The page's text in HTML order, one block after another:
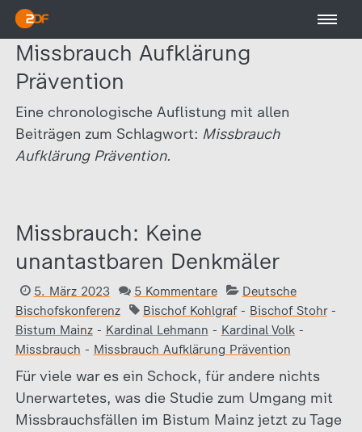
Missbrauch Aufklärung
Prävention
Eine chronologische Auflistung mit allen
Beiträgen zum Schlagwort: Missbrauch
Aufklärung Prävention.
Missbrauch: Keine
unantastbaren Denkmäler
5. März 2023 5 Kommentare
Deutsche
Bischofskonferenz
Bischof Kohlgraf- Bischof Stohr-
Bistum Mainz- Kardinal Lehmann - Kardinal Volk-
Missbrauch - Missbrauch Aufklärung Prävention
Für viele war es ein Schock, für andere nichts
Unerwartetes, was die Studie zum Umgang mit
Missbrauchsfällen im Bistum Mainz jetzt zu Tage